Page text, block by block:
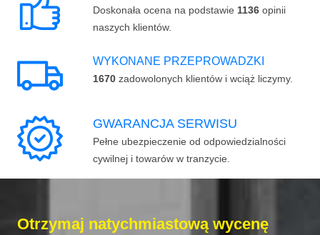
Doskonała ocena na podstawie 1136 opinii
naszych klientów.
WYKONANE PRZEPROWADZKI
1670 zadowolonych klientów i wciąż liczymy.
GWARANCJA SERWISU
Pełne ubezpieczenie od odpowiedzialności
cywilnej i towarów w tranzycie.
Otrzymaj natychmiastową wycenę